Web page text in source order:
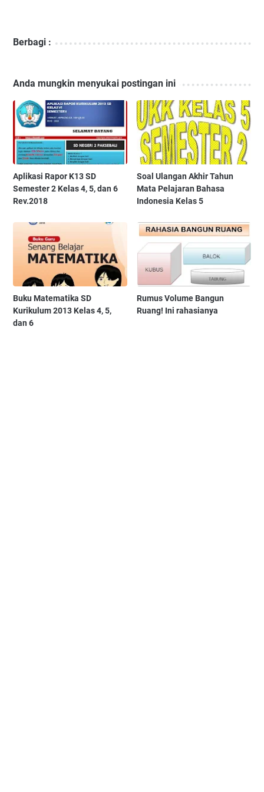
Berbagi :
Anda mungkin menyukai postingan ini
Aplikasi Rapor K13 SD
Semester 2 Kelas 4, 5, dan 6
Rev.2018
Soal Ulangan Akhir Tahun
Mata Pelajaran Bahasa
Indonesia Kelas 5
Buku Matematika SD
Kurikulum 2013 Kelas 4, 5,
dan 6
Rumus Volume Bangun
Ruang! Ini rahasianya